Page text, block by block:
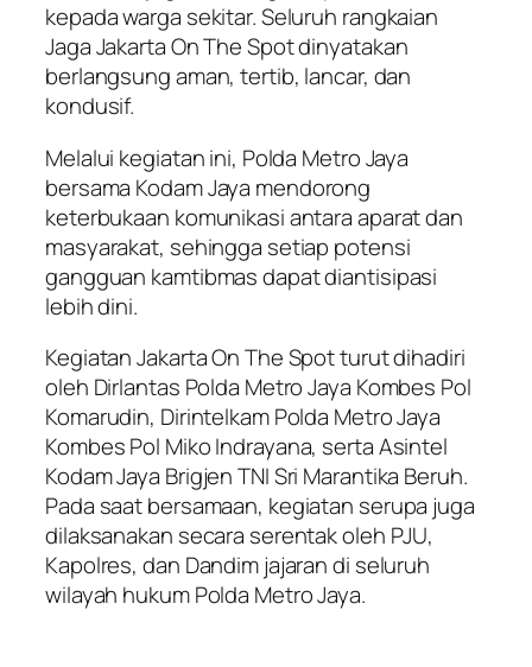
kepada warga sekitar. Seluruh rangkaian
Jaga Jakarta On The Spot dinyatakan
berlangsung aman, tertib, lancar, dan
kondusif.
Melalui kegiatan ini, Polda Metro Jaya
bersama Kodam Jaya mendorong
keterbukaan komunikasi antara aparat dan
masyarakat, sehingga setiap potensi
gangguan kamtibmas dapat diantisipasi
lebih dini.
Kegiatan Jakarta On The Spot turut dihadiri
oleh Dirlantas Polda Metro Jaya Kombes Pol
Komarudin, Dirintelkam Polda Metro Jaya
Kombes Pol Miko Indrayana, serta Asintel
Kodam Jaya Brigjen TNI Sri Marantika Beruh.
Pada saat bersamaan, kegiatan serupa juga
dilaksanakan secara serentak oleh PJU,
Kapolres, dan Dandim jajaran di seluruh
wilayah hukum Polda Metro Jaya.